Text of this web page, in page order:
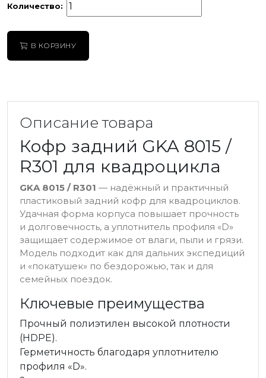
Количество:
В КОРЗИНУ
Описание товара
Кофр задний GKA 8015 /
R301 для квадроцикла
GKA 8015 / R301 — надёжный и практичный
пластиковый задний кофр для квадроциклов.
Удачная форма корпуса повышает прочность
и долговечность, а уплотнитель профиля «D»
защищает содержимое от влаги, пыли и грязи.
Модель подходит как для дальних экспедиций
и «покатушек» по бездорожью, так и для
семейных поездок.
Ключевые преимущества
Прочный полиэтилен высокой плотности
(HDPE).
Герметичность благодаря уплотнителю
профиля «D».